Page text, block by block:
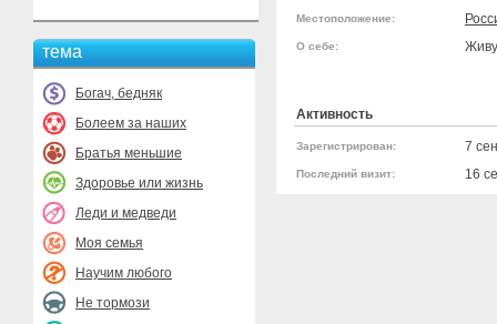
тема
Богач, бедняк
Болеем за наших
Братья меньшие
Здоровье или жизнь
Леди и медведи
Моя семья
Научим любого
Не тормози
Местоположение:
О себе:
Активность
Зарегистрирован: 7
Последний визит: 16